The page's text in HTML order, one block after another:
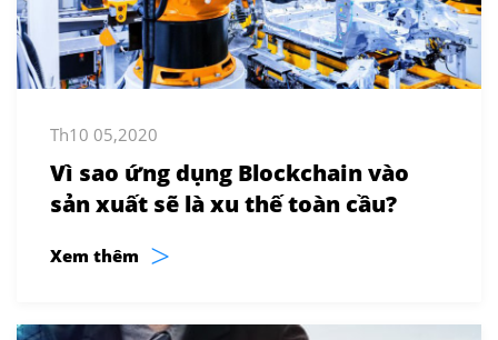
Th10 05,2020
Vì sao ứng dụng Blockchain vào
sản xuất sẽ là xu thế toàn cầu?
Xem thêm >